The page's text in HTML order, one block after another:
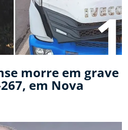
1
morre em grave
em Nova